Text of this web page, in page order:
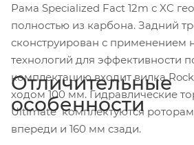
Рама Specialized Fact 12m с XC
полностью из карбона. Задний
сконструирован с применением
технологий для эффективности
комплектацию входит вилка
ходом 100 мм. Гидравлические
Ultimate комплектуются
впереди и 160 мм сзади.
Отличительные
особенности